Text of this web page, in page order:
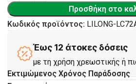
Προσθήκη στο
Κωδικός προϊόντος: LILONG-
Έως 12 άτοκες δόσεις
με τη χρήση χρεωστικής ή
Εκτιμώμενος Χρόνος Παράδοσης